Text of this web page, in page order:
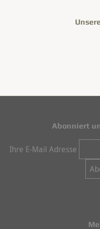
Abonniert
Ihre E-Mail Adresse